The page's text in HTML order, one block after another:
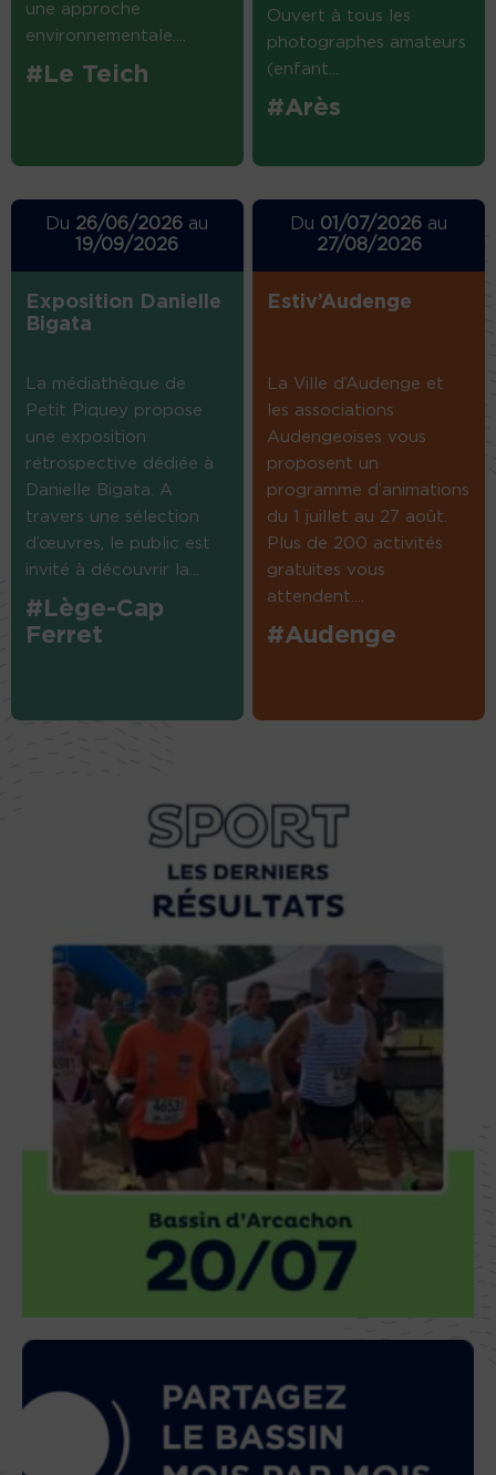
une approche
environnementale....
#Le Teich
Ouvert à tous les
photographes amateurs
(enfant...
#Arès
Du 26/06/2026 au
19/09/2026
Exposition Danielle
Bigata
La médiathèque de
Petit Piquey propose
une exposition
rétrospective dédiée à
Danielle Bigata. A
travers une sélection
d’œuvres, le public est
invité à découvrir la...
#Lège-Cap
Ferret
Du 01/07/2026 au
27/08/2026
Estiv’Audenge
La Ville d’Audenge et
les associations
Audengeoises vous
proposent un
programme d’animations
du 1 juillet au 27 août.
Plus de 200 activités
gratuites vous
attendent....
#Audenge